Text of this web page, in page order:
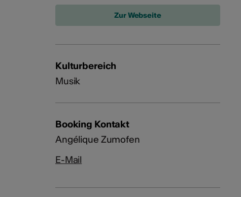
Kulturbereich
Musik
Booking Kontakt
Angélique Zumofen
E-Mail